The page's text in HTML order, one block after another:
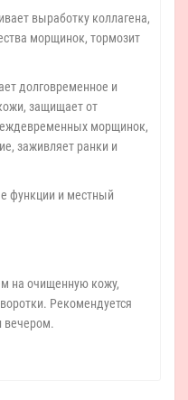
выработку коллагена,
морщинок, тормозит
долговременное и
защищает от
морщинок,
заживляет ранки и
функции и местный
на очищенную кожу,
Рекомендуется
вечером.